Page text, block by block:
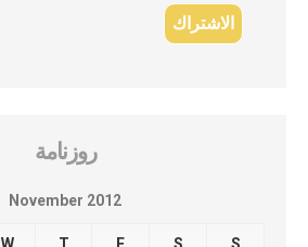
روزنامة
November 2012